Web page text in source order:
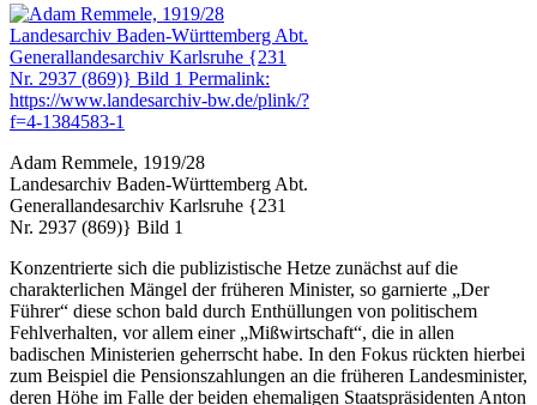
Adam Remmele, 1919/28
Landesarchiv Baden-Württemberg Abt.
Generallandesarchiv Karlsruhe {231
Nr. 2937 (869)} Bild 1
Konzentrierte sich die publizistische Hetze zunächst auf die
charakterlichen Mängel der früheren Minister, so garnierte „Der
Führer“ diese schon bald durch Enthüllungen von politischem
Fehlverhalten, vor allem einer „Mißwirtschaft“, die in allen
badischen Ministerien geherrscht habe. In den Fokus rückten hierbei
zum Beispiel die Pensionszahlungen an die früheren Landesminister,
deren Höhe im Falle der beiden ehemaligen Staatspräsidenten Anton